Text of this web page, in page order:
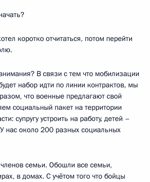
коротко отчитаться, потом перейти
В связи с тем что мобилизации
набор идти по линии контрактов, мы
что военные предлагают свой
социальный пакет на территории
супругу устроить на работу, детей –
нас около 200 разных социальных
семьи. Обошли все семьи,
в домах. С учётом того что бойцы